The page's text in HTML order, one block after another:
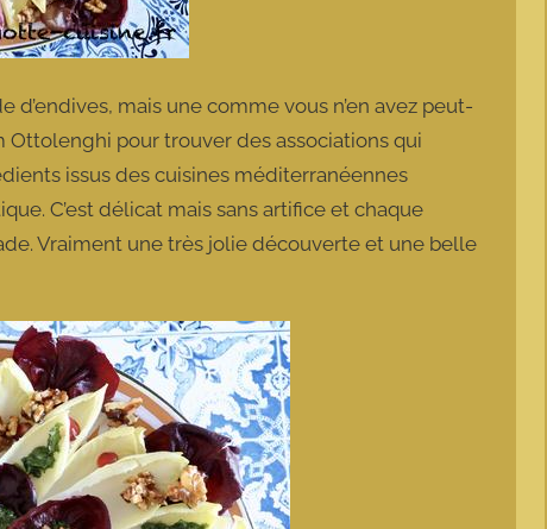
mais une comme vous n’en avez peut-
pour trouver des associations qui
issus des cuisines méditerranéennes
C’est délicat mais sans artifice et chaque
Vraiment une très jolie découverte et une belle